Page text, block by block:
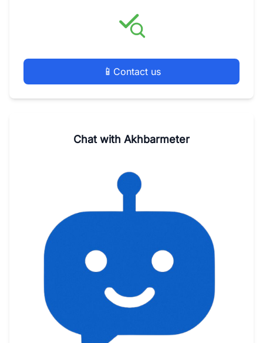
📱 Contact us
Chat with Akhbarmeter